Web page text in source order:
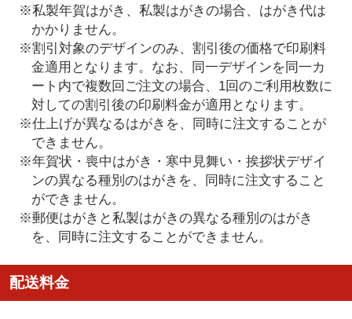
※私製年賀はがき、私製はがきの場合、はがき代は
かかりません。
※割引対象のデザインのみ、割引後の価格で印刷料
金適用となります。なお、同一デザインを同一カ
ート内で複数回ご注文の場合、1回のご利用枚数に
対しての割引後の印刷料金が適用となります。
※仕上げが異なるはがきを、同時に注文することが
できません。
※年賀状・喪中はがき・寒中見舞い・挨拶状デザイ
ンの異なる種別のはがきを、同時に注文すること
ができません。
※郵便はがきと私製はがきの異なる種別のはがき
を、同時に注文することができません。
配送料金